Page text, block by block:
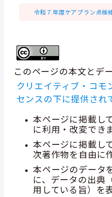
令和７年度ケアプラン点検
このページの本文とデ
クリエイティブ・コモ
センスの下に提供され
本ページに掲載し
に利用・改変でき
本ページに掲載し
次著作物を自由に
本ページのデータ
に、データの出典
用している旨）を